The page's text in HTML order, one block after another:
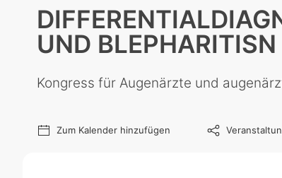
UND
Kongress für Augenärzte und
Zum Kalender hinzufügen